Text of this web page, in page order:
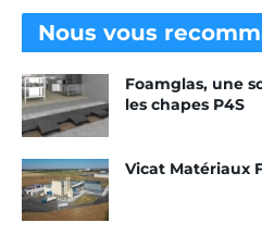
du produit est de l’ordre
chape. Ainsi, une chape de
2 t de mortier, soit 80 sacs.
Une chape
h
Nous vous
Foamglas, une
les chapes P4S
Vicat Matériaux